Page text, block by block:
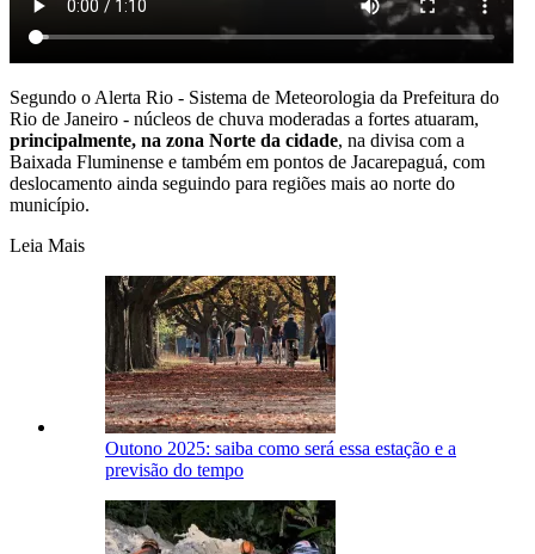
Segundo o Alerta Rio - Sistema de Meteorologia da Prefeitura do
Rio de Janeiro - núcleos de chuva moderadas a fortes atuaram,
principalmente, na zona Norte da cidade, na divisa com a
Baixada Fluminense e também em pontos de Jacarepaguá, com
deslocamento ainda seguindo para regiões mais ao norte do
município.
Leia Mais
Outono 2025: saiba como será essa estação e a
previsão do tempo